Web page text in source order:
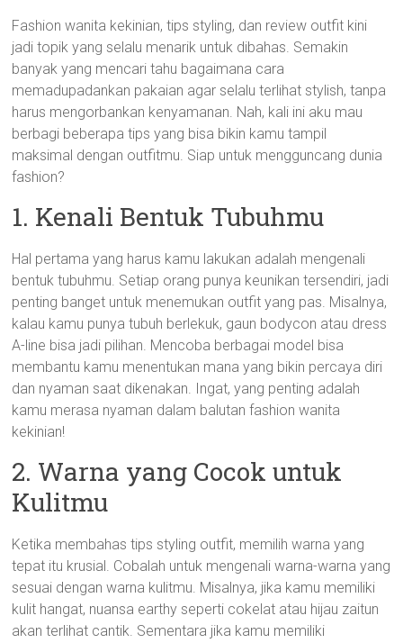
Fashion wanita kekinian, tips styling, dan review outfit kini
jadi topik yang selalu menarik untuk dibahas. Semakin
banyak yang mencari tahu bagaimana cara
memadupadankan pakaian agar selalu terlihat stylish, tanpa
harus mengorbankan kenyamanan. Nah, kali ini aku mau
berbagi beberapa tips yang bisa bikin kamu tampil
maksimal dengan outfitmu. Siap untuk mengguncang dunia
fashion?
1. Kenali Bentuk Tubuhmu
Hal pertama yang harus kamu lakukan adalah mengenali
bentuk tubuhmu. Setiap orang punya keunikan tersendiri, jadi
penting banget untuk menemukan outfit yang pas. Misalnya,
kalau kamu punya tubuh berlekuk, gaun bodycon atau dress
A-line bisa jadi pilihan. Mencoba berbagai model bisa
membantu kamu menentukan mana yang bikin percaya diri
dan nyaman saat dikenakan. Ingat, yang penting adalah
kamu merasa nyaman dalam balutan fashion wanita
kekinian!
2. Warna yang Cocok untuk
Kulitmu
Ketika membahas tips styling outfit, memilih warna yang
tepat itu krusial. Cobalah untuk mengenali warna-warna yang
sesuai dengan warna kulitmu. Misalnya, jika kamu memiliki
kulit hangat, nuansa earthy seperti cokelat atau hijau zaitun
akan terlihat cantik. Sementara jika kamu memiliki